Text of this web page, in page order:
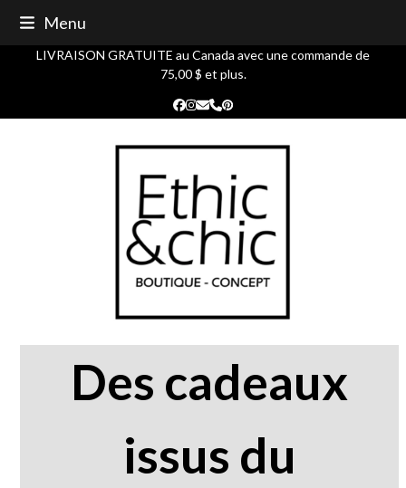
content
Menu
LIVRAISON GRATUITE au Canada avec une commande de
75,00 $ et plus.
Facebook
Instagram
Courriel
Phone
Pinterest
Des cadeaux
issus du